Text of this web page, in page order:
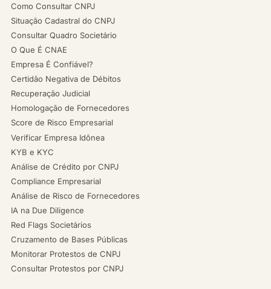
Como Consultar CNPJ
Situação Cadastral do CNPJ
Consultar Quadro Societário
O Que É CNAE
Empresa É Confiável?
Certidão Negativa de Débitos
Recuperação Judicial
Homologação de Fornecedores
Score de Risco Empresarial
Verificar Empresa Idônea
KYB e KYC
Análise de Crédito por CNPJ
Compliance Empresarial
Análise de Risco de Fornecedores
IA na Due Diligence
Red Flags Societários
Cruzamento de Bases Públicas
Monitorar Protestos de CNPJ
Consultar Protestos por CNPJ